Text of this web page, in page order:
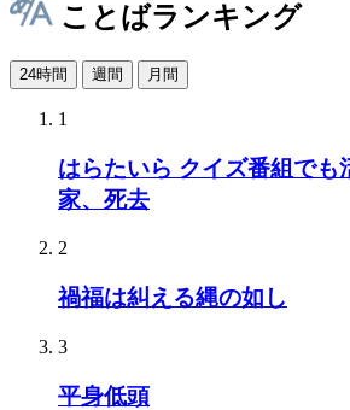
ことばランキング
24時間 週間 月間
1
はらたいら クイズ番組でも
家、死去
2
禍福は糾える縄の如し
3
平身低頭